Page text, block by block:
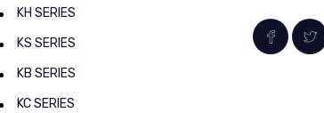
KH SERIES
KS SERIES
KB SERIES
KC SERIES